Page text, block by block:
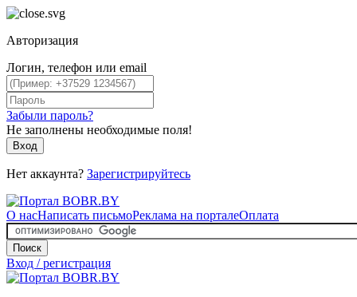
Авторизация
Логин, телефон или email
Забыли пароль?
Не заполнены необходимые поля!
Вход
Нет аккаунта? Зарегистрируйтесь
О насНаписать письмоРеклама на порталеОплата
Поиск
Вход / регистрация